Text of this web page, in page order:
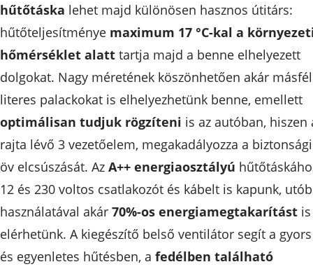
hűtőtáska lehet majd különösen hasznos útitárs:
hűtőteljesítménye maximum 17 °C-kal a
hőmérséklet alatt tartja majd a benne elhelyezett
dolgokat. Nagy méretének köszönhetően akár másfél
literes palackokat is elhelyezhetünk benne, emellett
optimálisan tudjuk rögzíteni is az autóban, hiszen
rajta lévő 3 vezetőelem, megakadályozza a biztonsági
öv elcsúszását. Az A++ energiaosztályú
12 és 230 voltos csatlakozót és kábelt is kapunk,
használatával akár 70%-os energiamegtakarítást is
elérhetünk. A kiegészítő belső ventilátor segít a gyors
és egyenletes hűtésben, a fedélben található